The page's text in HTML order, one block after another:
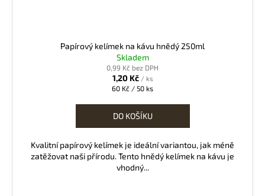
Papírový kelímek na kávu hnědý 250ml
Skladem
0,99 Kč bez DPH
1,20 Kč / ks
Měrná
60 Kč / 50 ks
DO KOŠÍKU
Kvalitní papírový kelímek je ideální variantou, jak méně
zatěžovat naši přírodu. Tento hnědý kelímek na kávu je
vhodný...